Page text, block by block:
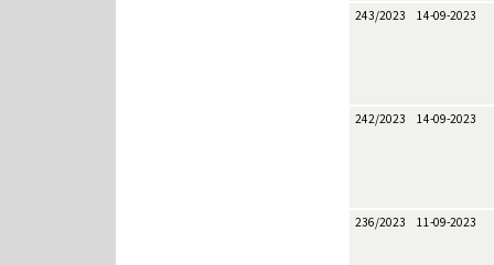
243/2023 14-09-2023
242/2023 14-09-2023
236/2023 11-09-2023